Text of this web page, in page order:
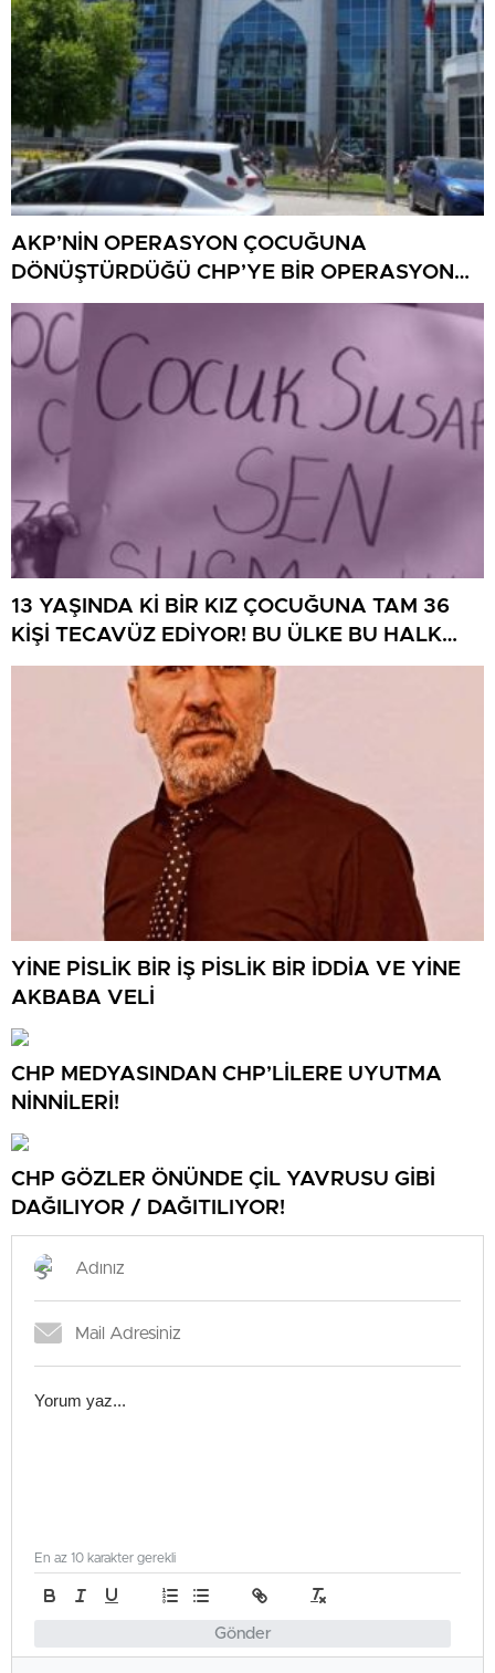
AKP’NİN OPERASYON ÇOCUĞUNA
DÖNÜŞTÜRDÜĞÜ CHP’YE BİR OPERASYON
DAHA!
13 YAŞINDA Kİ BİR KIZ ÇOCUĞUNA TAM 36
KİŞİ TECAVÜZ EDİYOR! BU ÜLKE BU HALK
NEREYE SAVRULDU NASIL SAVRULDU!
YİNE PİSLİK BİR İŞ PİSLİK BİR İDDİA VE YİNE
AKBABA VELİ
CHP MEDYASINDAN CHP’LİLERE UYUTMA
NİNNİLERİ!
CHP GÖZLER ÖNÜNDE ÇİL YAVRUSU GİBİ
DAĞILIYOR / DAĞITILIYOR!
Gönder
En az 10 karakter gerekli